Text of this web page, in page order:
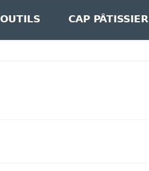
OUTILS CAP PÂTISSIER